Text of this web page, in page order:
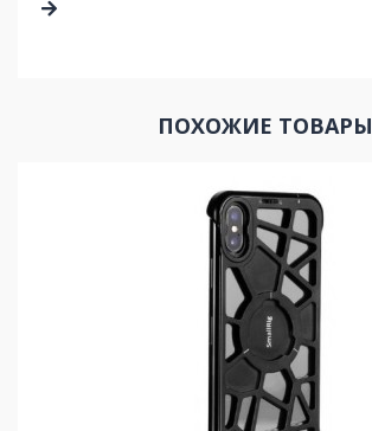
ПОХОЖИЕ ТОВАРЫ